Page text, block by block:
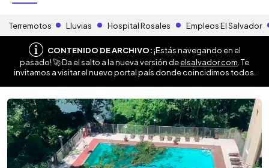
Terremotos Lluvias Hospital Rosales Empleos El Salvador
CONTENIDO DE ARCHIVO:¡Estás navegando en el
pasado! 🚀 Da el salto a la nueva versión deelsalvador.com . Te
invitamos a visitar el nuevo portal país donde coincidimos todos.